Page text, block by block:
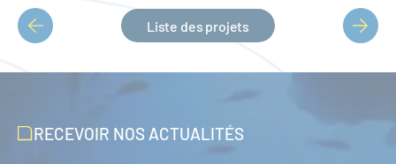
PAGINATION
Liste des projets
RECEVOIR NOS ACTUALITÉS